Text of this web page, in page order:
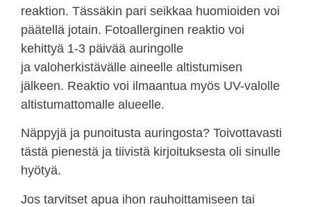
reaktion. Tässäkin pari seikkaa huomioiden voi
päätellä jotain. Fotoallerginen reaktio voi
kehittyä 1-3 päivää auringolle
ja valoherkistävälle aineelle altistumisen
jälkeen. Reaktio voi ilmaantua myös UV-valolle
altistumattomalle alueelle.
Näppyjä ja punoitusta auringosta? Toivottavasti
tästä pienestä ja tiivistä kirjoituksesta oli sinulle
hyötyä.
Jos tarvitset apua ihon rauhoittamiseen tai